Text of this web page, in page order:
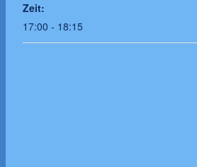
Zeit:
17:00 - 18:15